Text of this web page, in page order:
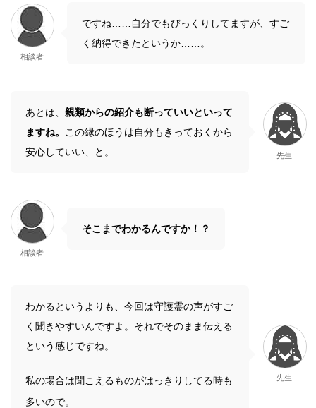
相談者
ですね……自分でもびっくりしてますが、すご
く納得できたというか……。
あとは、 親類からの紹介も断っていいといって
ますね。
この縁のほうは自分もきっておくから
安心していい、と。
先生
相談者
そこまでわかるんですか！？
わかるというよりも、今回は守護霊の声がすご
く聞きやすいんですよ。それでそのまま伝える
という感じですね。
私の場合は聞こえるものがはっきりしてる時も
多いので。
先生